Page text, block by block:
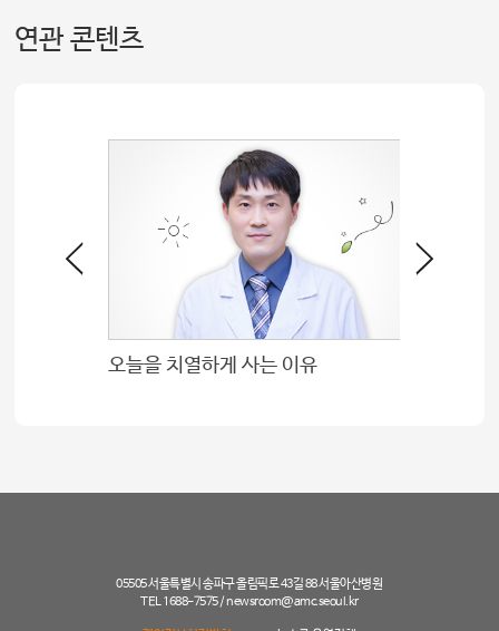
연관 콘텐츠
오늘을 치열하게 사는 이유
05505 서울특별시 송파구 올림픽로 43길 88 서울아산병원
TEL 1688-7575 /newsroom@amc.seoul.kr